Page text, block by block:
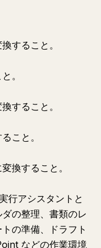
すること。
。
すること。
こと。
換すること。
行アシスタントと
の整理、書類のレ
の準備、ドラフト
などの作業環境